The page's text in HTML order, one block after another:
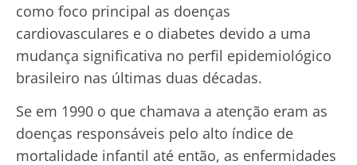
como foco principal as doenças
cardiovasculares e o diabetes devido a uma
mudança significativa no perfil epidemiológico
brasileiro nas últimas duas décadas.
Se em 1990 o que chamava a atenção eram as
doenças responsáveis pelo alto índice de
mortalidade infantil até então, as enfermidades